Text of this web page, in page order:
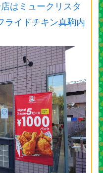
はミュークリスタ
ライドチキン真駒内